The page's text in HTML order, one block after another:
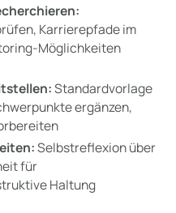
Karrierepfade im
Möglichkeiten
Standardvorlage
ergänzen,
Selbstreflexion über
für
Haltung